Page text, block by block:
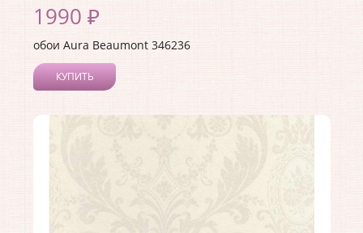
1990 ₽
обои Aura Beaumont 346236
КУПИТЬ
Коллекция:Beaumont